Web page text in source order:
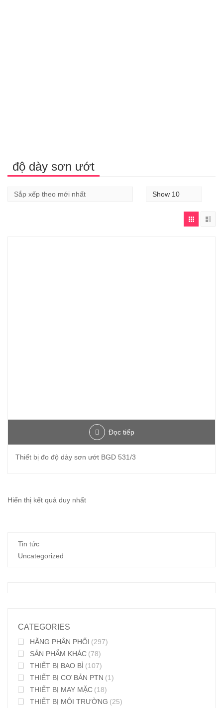
độ dày sơn ướt
Đọc tiếp
Thiết bị đo độ dày sơn ướt BGD 531/3
Hiển thị kết quả duy nhất
Tin tức
Uncategorized
CATEGORIES
HÃNG PHÂN PHỐI (297)
SẢN PHẨM KHÁC (78)
THIẾT BỊ BAO BÌ (107)
THIẾT BỊ CƠ BẢN PTN (1)
THIẾT BỊ MAY MẶC (18)
THIẾT BỊ MÔI TRƯỜNG (25)